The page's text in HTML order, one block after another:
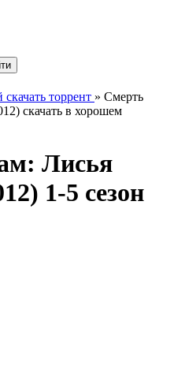
торрент » Смерть
скачать в хорошем
Лисья
1-5 сезон